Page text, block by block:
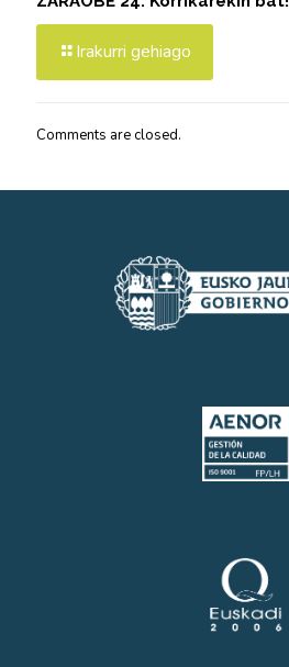
Irakurri gehiago
Comments are closed.